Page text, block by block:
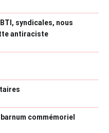
syndicales, nous
antiraciste
commémoriel